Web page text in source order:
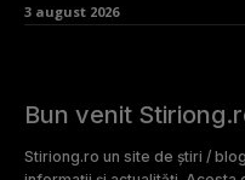
3 august 2026
Bun venit
Stiriong.ro un site de știri /